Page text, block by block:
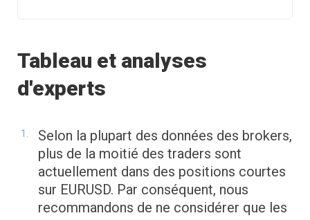
Tableau et analyses
d'experts
Selon la plupart des données des brokers,
plus de la moitié des traders sont
actuellement dans des positions courtes
sur EURUSD. Par conséquent, nous
recommandons de ne considérer que les